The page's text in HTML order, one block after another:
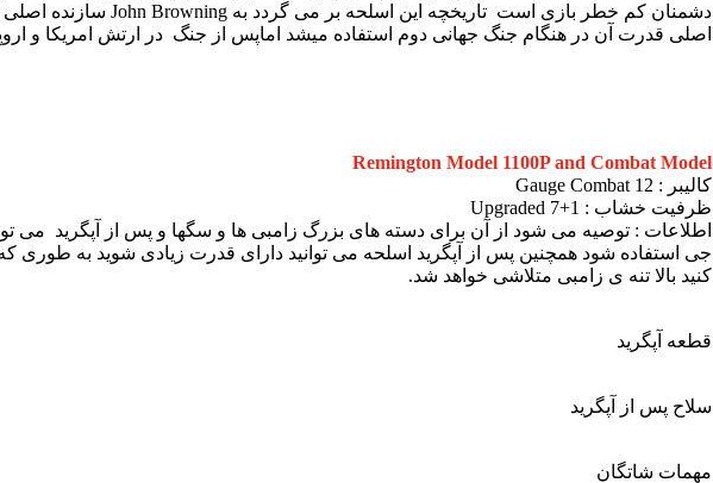
اصلی قدرت آن در هنگام جنگ جهانی دوم استفاده میشد اماپس از جنگ در ارتش امریکا و
Remington Model 1100P and Combat Model
کالیبر : Gauge Combat 12
ظرفیت خشاب : 1+7 Upgraded
اطلاعات : توصیه می شود از آن برای دسته های بزرگ زامبی ها و سگها و پس از آپگرید می
جی استفاده شود همچنین پس از آپگرید اسلحه می توانید دارای قدرت زیادی شوید به طوری
کنید بالا تنه ی زامبی متلاشی خواهد شد.
قطعه آپگرید
سلاح پس از آپگرید
مهمات شاتگان